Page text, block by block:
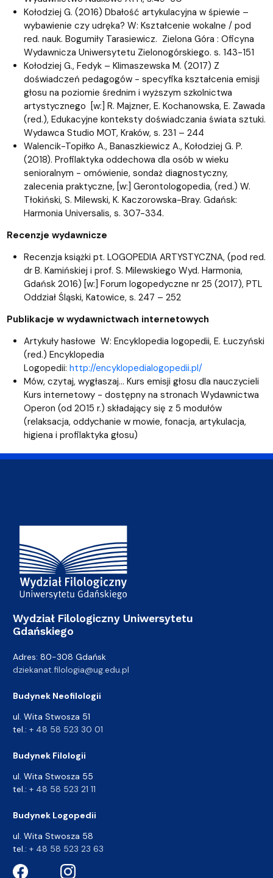
Kołodziej G. (2016) Dbałość artykulacyjna w śpiewie –
wybawienie czy udręka? W: Kształcenie wokalne / pod
red. nauk. Bogumiły Tarasiewicz. Zielona Góra : Oficyna
Wydawnicza Uniwersytetu Zielonogórskiego. s. 143-151
Kołodziej G., Fedyk – Klimaszewska M. (2017) Z
doświadczeń pedagogów - specyfika kształcenia emisji
głosu na poziomie średnim i wyższym szkolnictwa
artystycznego [w:] R. Majzner, E. Kochanowska, E. Zawada
(red.), Edukacyjne konteksty doświadczania świata sztuki.
Wydawca Studio MOT, Kraków, s. 231 – 244
Walencik-Topiłko A., Banaszkiewicz A., Kołodziej G. P.
(2018). Profilaktyka oddechowa dla osób w wieku
senioralnym - omówienie, sondaż diagnostyczny,
zalecenia praktyczne, [w:] Gerontologopedia, (red.) W.
Tłokiński, S. Milewski, K. Kaczorowska-Bray. Gdańsk:
Harmonia Universalis, s. 307-334.
Recenzje wydawnicze
Recenzja książki pt. LOGOPEDIA ARTYSTYCZNA, (pod red.
dr B. Kamińskiej i prof. S. Milewskiego Wyd. Harmonia,
Gdańsk 2016) [w:] Forum logopedyczne nr 25 (2017), PTL
Oddział Śląski, Katowice, s. 247 – 252
Publikacje w wydawnictwach internetowych
Artykuły hasłowe W: Encyklopedia logopedii, E. Łuczyński
(red.) Encyklopedia
Logopedii: http://encyklopedialogopedii.pl/
Mów, czytaj, wygłaszaj… Kurs emisji głosu dla nauczycieli
Kurs internetowy - dostępny na stronach Wydawnictwa
Operon (od 2015 r.) składający się z 5 modułów
(relaksacja, oddychanie w mowie, fonacja, artykulacja,
higiena i profilaktyka głosu)
Adres Wydziału
Wydział Filologiczny Uniwersytetu
Gdańskiego
Adres: 80-308 Gdańsk
dziekanat.filologia@ug.edu.pl
Budynek Neofilologii
ul. Wita Stwosza 51
tel.: + 48 58 523 30 01
Budynek Filologii
ul. Wita Stwosza 55
tel.: + 48 58 523 21 11
Budynek Logopedii
ul. Wita Stwosza 58
tel.: + 48 58 523 23 63